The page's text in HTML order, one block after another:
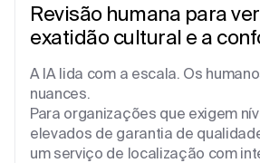
Revisão humana para
exatidão cultural e a
A IA lida com a escala. Os
nuances.
Para organizações que exigem
elevados de garantia de
um serviço de localização com